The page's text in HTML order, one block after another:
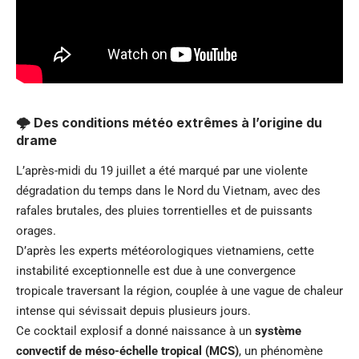
🌩 Des conditions météo extrêmes à l’origine du
drame
L’après-midi du 19 juillet a été marqué par une violente
dégradation du temps dans le Nord du Vietnam, avec des
rafales brutales, des pluies torrentielles et de puissants
orages.
D’après les experts météorologiques vietnamiens, cette
instabilité exceptionnelle est due à une convergence
tropicale traversant la région, couplée à une vague de chaleur
intense qui sévissait depuis plusieurs jours.
Ce cocktail explosif a donné naissance à un système
convectif de méso-échelle tropical (MCS), un phénomène